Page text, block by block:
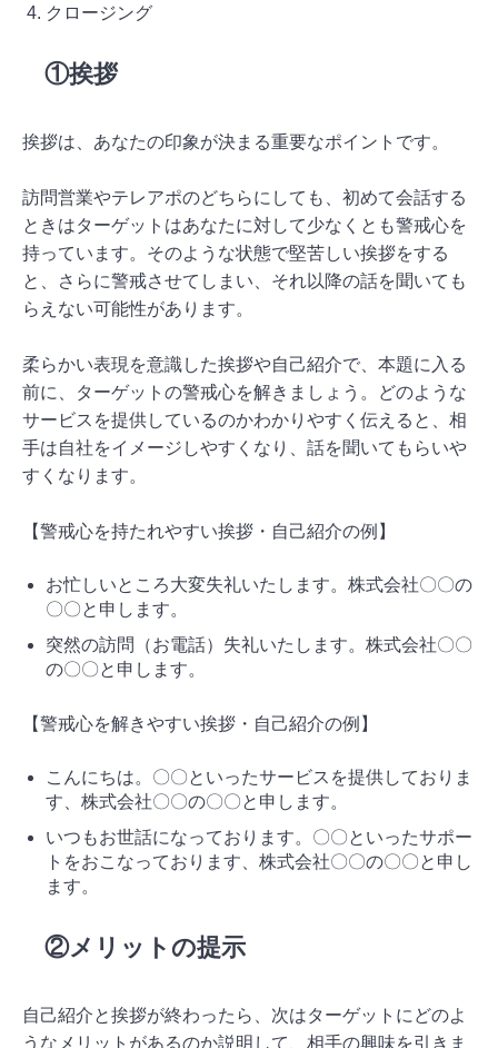
クロージング
①挨拶
挨拶は、あなたの印象が決まる重要なポイントです。
訪問営業やテレアポのどちらにしても、初めて会話する
ときはターゲットはあなたに対して少なくとも警戒心を
持っています。そのような状態で堅苦しい挨拶をする
と、さらに警戒させてしまい、それ以降の話を聞いても
らえない可能性があります。
柔らかい表現を意識した挨拶や自己紹介で、本題に入る
前に、ターゲットの警戒心を解きましょう。どのような
サービスを提供しているのかわかりやすく伝えると、相
手は自社をイメージしやすくなり、話を聞いてもらいや
すくなります。
【警戒心を持たれやすい挨拶・自己紹介の例】
お忙しいところ大変失礼いたします。株式会社〇〇の
〇〇と申します。
突然の訪問（お電話）失礼いたします。株式会社〇〇
の〇〇と申します。
【警戒心を解きやすい挨拶・自己紹介の例】
こんにちは。〇〇といったサービスを提供しておりま
す、株式会社〇〇の〇〇と申します。
いつもお世話になっております。〇〇といったサポー
トをおこなっております、株式会社〇〇の〇〇と申し
ます。
②メリットの提示
自己紹介と挨拶が終わったら、次はターゲットにどのよ
うなメリットがあるのか説明して、相手の興味を引きま